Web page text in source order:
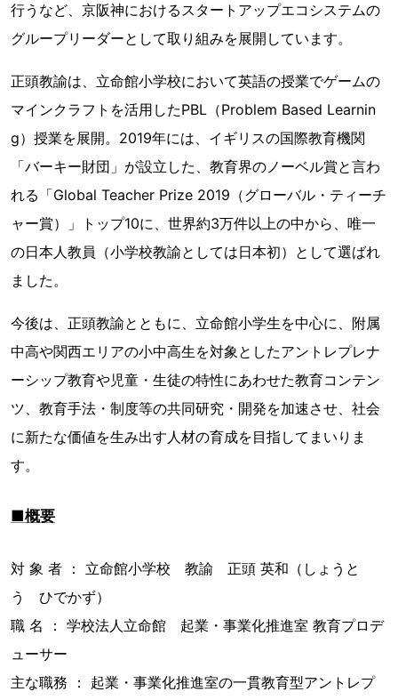
行うなど、京阪神におけるスタートアップエコシステムの
グループリーダーとして取り組みを展開しています。
正頭教諭は、立命館小学校において英語の授業でゲームの
マインクラフトを活用したPBL（Problem Based Learnin
g）授業を展開。2019年には、イギリスの国際教育機関
「バーキー財団」が設立した、教育界のノーベル賞と言わ
れる「Global Teacher Prize 2019（グローバル・ティーチ
ャー賞）」トップ10に、世界約3万件以上の中から、唯一
の日本人教員（小学校教諭としては日本初）として選ばれ
ました。
今後は、正頭教諭とともに、立命館小学生を中心に、附属
中高や関西エリアの小中高生を対象としたアントレプレナ
ーシップ教育や児童・生徒の特性にあわせた教育コンテン
ツ、教育手法・制度等の共同研究・開発を加速させ、社会
に新たな価値を生み出す人材の育成を目指してまいりま
す。
■概要
対 象 者 ： 立命館小学校 教諭 正頭 英和（しょうと
う ひでかず）
職 名 ： 学校法人立命館 起業・事業化推進室 教育プロデ
ューサー
主な職務 ： 起業・事業化推進室の一貫教育型アントレプ